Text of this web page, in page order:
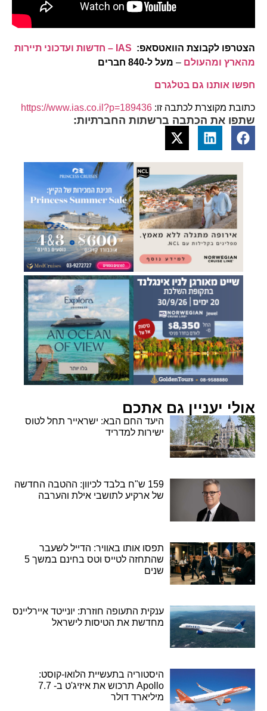
הצטרפו לקבוצת הוואטסאפ:
IAS – חדשות ועדכוני תיירות
מהארץ ומהעולם – מעל ל-840 חברים
חפשו אותנו גם בטלגרם
כתובת מקוצרת לכתבה זו: https://www.ias.co.il?p=189436
שתפו את הכתבה ברשתות החברתיות:
אולי יעניין גם אתכם
היעד החם הבא: ישראייר תחל לטוס
ישירות למדריד
159 ש"ח בלבד לכיוון: ההטבה החדשה
של ארקיע לתושבי אילת והערבה
תפסו אותו באוויר: הדייל לשעבר
שהתחזה לטייס וטס בחינם במשך 5
שנים
ענקית התעופה חוזרת: יונייטד איירליינס
מחדשת את הטיסות לישראל
היסטוריה בתעשיית הלואו-קוסט:
Apollo תרכוש את איזיג'ט ב- 7.7
מיליארד דולר